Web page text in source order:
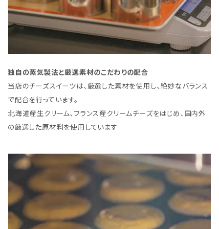
独自の蒸気製法と厳選素材のこだわりの配合
当店のチーズスイーツは、厳選した素材を使用し、絶妙なバランス
で配合を行っています。
北海道産生クリーム、フランス産クリームチーズをはじめ、国内外
の厳選した原材料を使用しています